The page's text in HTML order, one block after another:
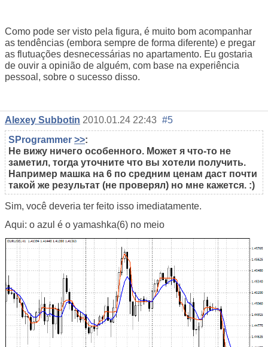
Como pode ser visto pela figura, é muito bom acompanhar
as tendências (embora sempre de forma diferente) e pregar
as flutuações desnecessárias no apartamento. Eu gostaria
de ouvir a opinião de alguém, com base na experiência
pessoal, sobre o sucesso disso.
Alexey Subbotin 2010.01.24 22:43 #5
SProgrammer >>:
Не вижу ничего особенного. Может я что-то не
заметил, тогда уточните что вы хотели получить.
Например машка на 6 по средним ценам даст почти
такой же результат (не проверял) но мне кажется. :)
Sim, você deveria ter feito isso imediatamente.
Aqui: o azul é o yamashka(6) no meio